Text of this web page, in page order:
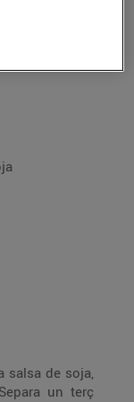
salsa de soja,